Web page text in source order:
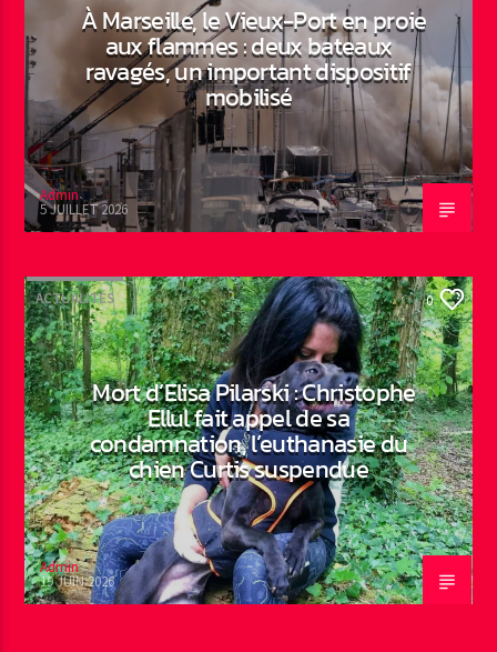
À Marseille, le Vieux-Port en proie
aux flammes : deux bateaux
ravagés, un important dispositif
mobilisé
Admin
5 JUILLET 2026
ACTUALITÉS 0
Mort d’Elisa Pilarski : Christophe
Ellul fait appel de sa
condamnation, l’euthanasie du
chien Curtis suspendue
Admin
19 JUIN 2026